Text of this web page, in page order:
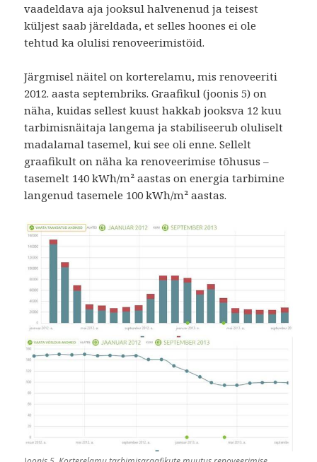
vaadeldava aja jooksul halvenenud ja teisest
küljest saab järeldada, et selles hoones ei ole
tehtud ka olulisi renoveerimistöid.
Järgmisel näitel on korterelamu, mis renoveeriti
2012. aasta septembriks. Graafikul (joonis 5) on
näha, kuidas sellest kuust hakkab jooksva 12 kuu
tarbimisnäitaja langema ja stabiliseerub oluliselt
madalamal tasemel, kui see oli enne. Sellelt
graafikult on näha ka renoveerimise tõhusus –
tasemelt 140 kWh/m² aastas on energia tarbimine
langenud tasemele 100 kWh/m² aastas.